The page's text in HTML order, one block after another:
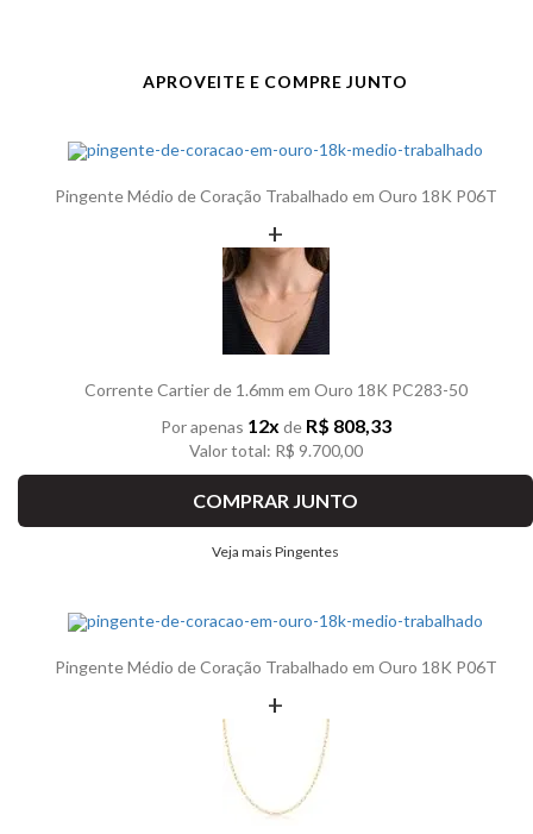
APROVEITE E COMPRE JUNTO
Pingente Médio de Coração Trabalhado em Ouro 18K P06T
+
Corrente Cartier de 1.6mm em Ouro 18K PC283-50
Por apenas 12xde R$ 808,33
Valor total: R$ 9.700,00
COMPRAR JUNTO
Veja mais Pingentes
Pingente Médio de Coração Trabalhado em Ouro 18K P06T
+